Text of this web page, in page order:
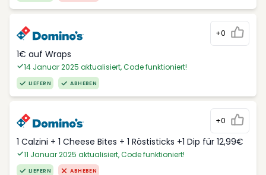
+0
1€ auf Wraps
14 Januar 2025 aktualisiert, Code funktioniert!
LIEFERN ABHEBEN
+0
1 Calzini + 1 Cheese Bites + 1 Röstisticks +1 Dip für 12,99€
11 Januar 2025 aktualisiert, Code funktioniert!
LIEFERN ABHEBEN